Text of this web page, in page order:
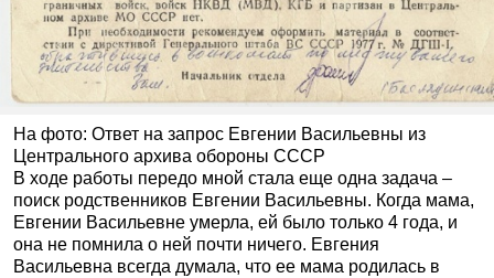
На фото: Ответ на запрос Евгении Васильевны из
Центрального архива обороны СССР
В ходе работы передо мной стала еще одна задача –
поиск родственников Евгении Васильевны. Когда мама,
Евгении Васильевне умерла, ей было только 4 года, и
она не помнила о ней почти ничего. Евгения
Васильевна всегда думала, что ее мама родилась в